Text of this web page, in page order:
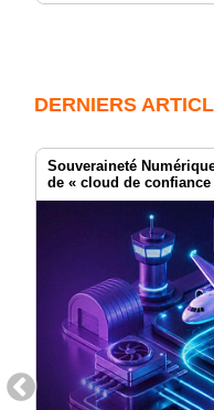
DERNIERS
Souveraineté
de « cloud de